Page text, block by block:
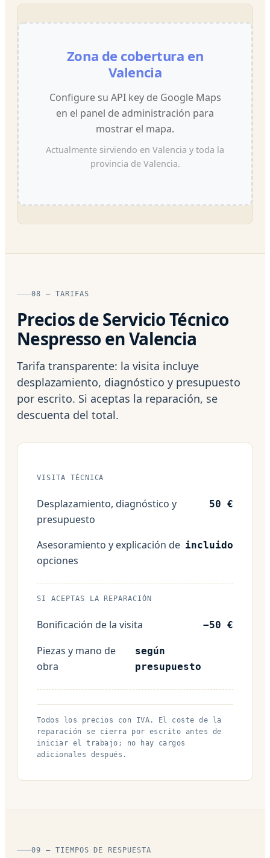
Zona de cobertura en
Valencia
Configure su API key de Google Maps
en el panel de administración para
mostrar el mapa.
Actualmente sirviendo en Valencia y toda la
provincia de Valencia.
08 — TARIFAS
Precios de Servicio Técnico
Nespresso en Valencia
Tarifa transparente: la visita incluye
desplazamiento, diagnóstico y presupuesto
por escrito. Si aceptas la reparación, se
descuenta del total.
VISITA TÉCNICA
Desplazamiento, diagnóstico y
presupuesto
50 €
Asesoramiento y explicación de
opciones
incluido
SI ACEPTAS LA REPARACIÓN
Bonificación de la visita −50 €
Piezas y mano de
obra
según
presupuesto
Todos los precios con IVA. El coste de la
reparación se cierra por escrito antes de
iniciar el trabajo; no hay cargos
adicionales después.
09 — TIEMPOS DE RESPUESTA